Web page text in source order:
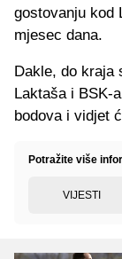
gostovanju kod
mjesec dana.
Dakle, do kraja
Laktaša i BSK-
bodova i vidjet
Potražite više
VIJESTI